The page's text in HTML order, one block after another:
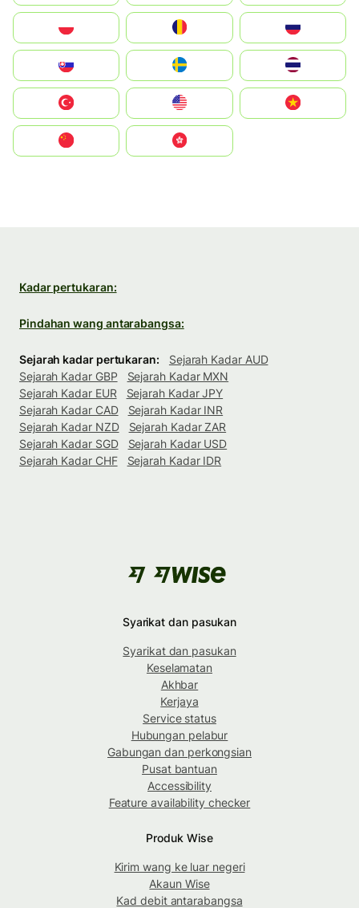
United States
中國香港特別行政區
Kadar pertukaran:
Pindahan wang antarabangsa:
Sejarah kadar pertukaran:
Sejarah Kadar AUD
Sejarah Kadar GBP
Sejarah Kadar MXN
Sejarah Kadar EUR
Sejarah Kadar JPY
Sejarah Kadar CAD
Sejarah Kadar INR
Sejarah Kadar NZD
Sejarah Kadar ZAR
Sejarah Kadar SGD
Sejarah Kadar USD
Sejarah Kadar CHF
Sejarah Kadar IDR
Syarikat dan pasukan
Syarikat dan pasukan
Keselamatan
Akhbar
Kerjaya
Service status
Hubungan pelabur
Gabungan dan perkongsian
Pusat bantuan
Accessibility
Feature availability checker
Produk Wise
Kirim wang ke luar negeri
Akaun Wise
Kad debit antarabangsa